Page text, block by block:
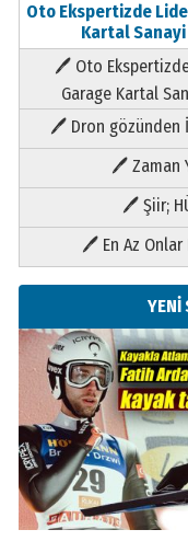
Oto Ekspertizde
Kartal Sanayi
🖊 Oto
Garage Kartal
🖊 Dron gözünden
🖊 Zaman
🖊 Şiir;
🖊 En Az Onlar
YENİ
Metin